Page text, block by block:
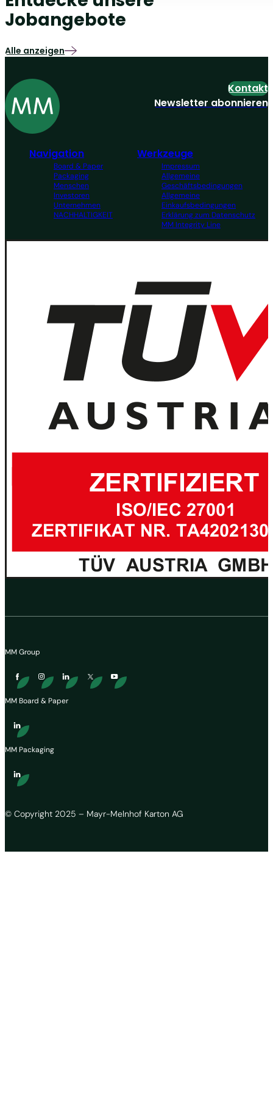
Jobangebote
Alle anzeigen
Navigation
Board & Paper
Packaging
Menschen
Investoren
Unternehmen
NACHHALTIGKEIT
Werkzeuge
Impressum
Allgemeine
Geschäftsbedingungen
Allgemeine
Einkaufsbedingungen
Erklärung zum Datenschutz
MM Integrity Line
Kontakt
Newsletter abonnieren
© Copyright 2025 – Mayr-Melnhof Karton AG
MM Group
MM Board & Paper
MM Packaging